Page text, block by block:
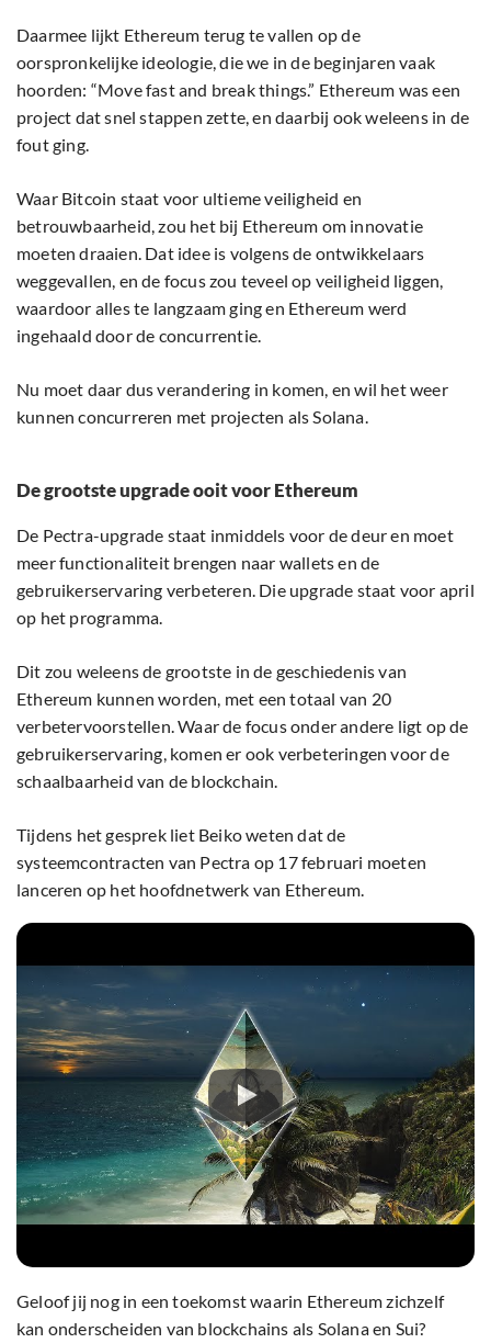
Daarmee lijkt Ethereum terug te vallen op de
oorspronkelijke ideologie, die we in de beginjaren vaak
hoorden: “Move fast and break things.” Ethereum was een
project dat snel stappen zette, en daarbij ook weleens in de
fout ging.
Waar Bitcoin staat voor ultieme veiligheid en
betrouwbaarheid, zou het bij Ethereum om innovatie
moeten draaien. Dat idee is volgens de ontwikkelaars
weggevallen, en de focus zou teveel op veiligheid liggen,
waardoor alles te langzaam ging en Ethereum werd
ingehaald door de concurrentie.
Nu moet daar dus verandering in komen, en wil het weer
kunnen concurreren met projecten als Solana.
De grootste upgrade ooit voor Ethereum
De Pectra-upgrade staat inmiddels voor de deur en moet
meer functionaliteit brengen naar wallets en de
gebruikerservaring verbeteren. Die upgrade staat voor april
op het programma.
Dit zou weleens de grootste in de geschiedenis van
Ethereum kunnen worden, met een totaal van 20
verbetervoorstellen. Waar de focus onder andere ligt op de
gebruikerservaring, komen er ook verbeteringen voor de
schaalbaarheid van de blockchain.
Tijdens het gesprek liet Beiko weten dat de
systeemcontracten van Pectra op 17 februari moeten
lanceren op het hoofdnetwerk van Ethereum.
Geloof jij nog in een toekomst waarin Ethereum zichzelf
kan onderscheiden van blockchains als Solana en Sui?